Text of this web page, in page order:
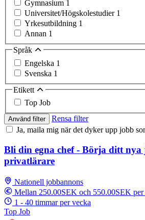
Gymnasium 1
Universitet/Högskolestudier 1
Yrkesutbildning 1
Annan 1
Språk
Engelska 1
Svenska 1
Etikett
Top Job
Använd filter
Rensa filter
Ja, maila mig när det dyker upp jobb
Bli din egna chef - Börja ditt nya
privatlärare
Nationell jobbannons
Mellan 250.00SEK och 550.00SEK per
1 - 40 timmar per vecka
Top Job